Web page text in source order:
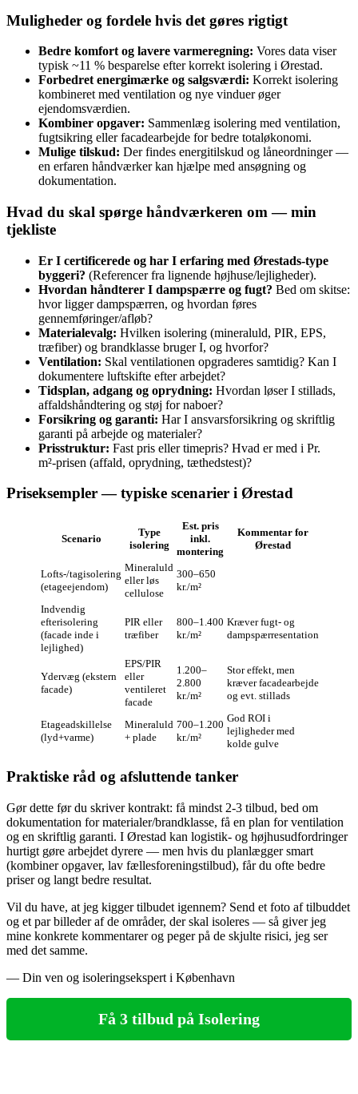
Muligheder og fordele hvis det gøres rigtigt
Bedre komfort og lavere varmeregning: Vores data viser
typisk ~11 % besparelse efter korrekt isolering i Ørestad.
Forbedret energimærke og salgsværdi: Korrekt isolering
kombineret med ventilation og nye vinduer øger
ejendomsværdien.
Kombiner opgaver: Sammenlæg isolering med ventilation,
fugtsikring eller facadearbejde for bedre totaløkonomi.
Mulige tilskud: Der findes energitilskud og låneordninger —
en erfaren håndværker kan hjælpe med ansøgning og
dokumentation.
Hvad du skal spørge håndværkeren om — min
tjekliste
Er I certificerede og har I erfaring med Ørestads‑type
byggeri? (Referencer fra lignende højhuse/lejligheder).
Hvordan håndterer I dampspærre og fugt? Bed om skitse:
hvor ligger dampspærren, og hvordan føres
gennemføringer/afløb?
Materialevalg: Hvilken isolering (mineraluld, PIR, EPS,
træfiber) og brandklasse bruger I, og hvorfor?
Ventilation: Skal ventilationen opgraderes samtidig? Kan I
dokumentere luftskifte efter arbejdet?
Tidsplan, adgang og oprydning: Hvordan løser I stillads,
affaldshåndtering og støj for naboer?
Forsikring og garanti: Har I ansvarsforsikring og skriftlig
garanti på arbejde og materialer?
Prisstruktur: Fast pris eller timepris? Hvad er med i Pr.
m²‑prisen (affald, oprydning, tæthedstest)?
Priseksempler — typiske scenarier i Ørestad
Scenario
Type
isolering
Est. pris
inkl.
montering
Kommentar for
Ørestad
Lofts-/tagisolering
(etageejendom)
Mineraluld
eller løs
cellulose
300–650
kr./m²
Indvendig
efterisolering
(facade inde i
lejlighed)
PIR eller
træfiber
800–1.400
kr./m²
Kræver fugt- og
dampspærresentation
Ydervæg (ekstern
facade)
EPS/PIR
eller
ventileret
facade
1.200–
2.800
kr./m²
Stor effekt, men
kræver facadearbejde
og evt. stillads
Etageadskillelse
(lyd+varme)
Mineraluld
+ plade
700–1.200
kr./m²
God ROI i
lejligheder med
kolde gulve
Praktiske råd og afsluttende tanker
Gør dette før du skriver kontrakt: få mindst 2‑3 tilbud, bed om
dokumentation for materialer/brandklasse, få en plan for ventilation
og en skriftlig garanti. I Ørestad kan logistik- og højhusudfordringer
hurtigt gøre arbejdet dyrere — men hvis du planlægger smart
(kombiner opgaver, lav fællesforeningstilbud), får du ofte bedre
priser og langt bedre resultat.
Vil du have, at jeg kigger tilbudet igennem? Send et foto af tilbuddet
og et par billeder af de områder, der skal isoleres — så giver jeg
mine konkrete kommentarer og peger på de skjulte risici, jeg ser
med det samme.
— Din ven og isoleringsekspert i København
Få 3 tilbud på Isolering